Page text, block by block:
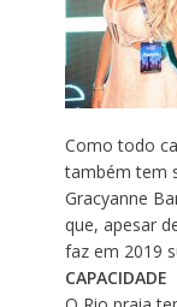
Como todo
também tem
Gracyanne
que, apesar
faz em 2019
CAPACIDADE